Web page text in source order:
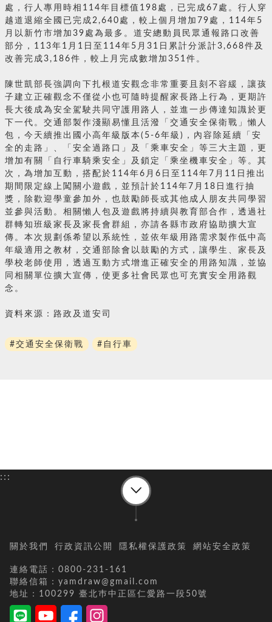
處，行人專用時相114年目標值198處，已完成67處。行人穿
越道退縮全國已完成2,640處，較上個月增加79處，114年5
月以新竹市增加39處為最多。道安總動員民眾通報路口改善
部分，113年1月1日至114年5月31日累計分派計3,668件及
改善完成3,186件，較上月完成數增加351件。
陳世凱部長強調向下扎根道安觀念非常重要且刻不容緩，讓孩
子建立正確觀念不僅從小也可隨時提醒家長路上行為，更期許
長大後成為安全駕駛共同守護用路人，並進一步傳達知識於更
下一代。交通部製作淺顯易懂且活潑「交通安全保衛戰」懶人
包，今天續推出國小高年級版本(5-6年級)，內容除延續「安
全的走路」、「安全過路口」及「乘車安全」等三大主題，更
增加有關「自行車騎乘安全」及鎖定「乘坐機車安全」等。其
次，為增加互動，搭配於114年6月6日至114年7月11日推出
期間限定線上闖關小遊戲，並預計於114年7月18日進行抽
獎，除歡迎學童參加外，也鼓勵師長或其他成人朋友共同學習
並參與活動。相關懶人包及遊戲將持續與教育部合作，透過社
群轉知班級家長及家長會群組，亦請各縣市政府協助擴大宣
傳。本次規劃係希望以系統性，並依年級用路需求製作低中高
年級適用之教材，交通部除會以鼓勵的方式，讓學生、家長及
學校老師使用，透過互動方式增進正確安全的用路知識，並協
同相關單位擴大宣傳，使更多社會民眾也可充實安全用路觀
念。
資料來源：路政及道安司
#交通安全保衛戰 #自行車
:::
關於我們 行政資訊公開 隱私權保護政策 網站安全政策
連絡電話：0800-231-161
聯絡信箱：yamdraw@gmail.com
地址：100299 臺北巿中正區仁愛路一段50號